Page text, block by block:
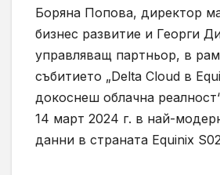
Боряна Попова, директор
бизнес развитие и Георги
управляващ партньор, в
събитието „Delta Cloud в
докоснеш облачна
14 март 2024 г. в най-
данни в страната Equinix